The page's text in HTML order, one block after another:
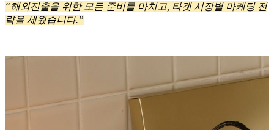
“해외진출을 위한 모든 준비를 마치고, 타겟 시장별 마케팅 전
략을 세웠습니다.”